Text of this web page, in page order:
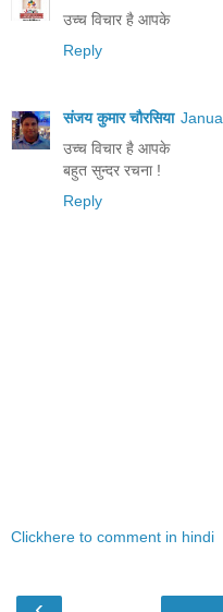
उच्च विचार है आपके
Reply
संजय कुमार चौरसिया
उच्च विचार है आपके
बहुत सुन्दर रचना !
Reply
Clickhere to comment in hindi